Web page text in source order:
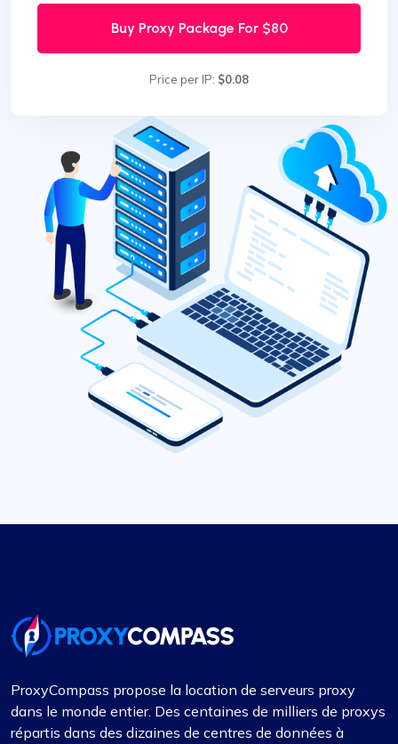
Buy Proxy Package For $80
Price per IP: $0.08
ProxyCompass propose la location de serveurs proxy
dans le monde entier. Des centaines de milliers de proxys
répartis dans des dizaines de centres de données à